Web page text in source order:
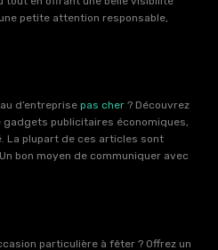
petite attention responsable,
d’entreprise pas cher ? Découvrez
gadgets publicitaires économiques,
La plupart de ces articles sont
bon moyen de communiquer avec
particulière à fêter ? Offrez un